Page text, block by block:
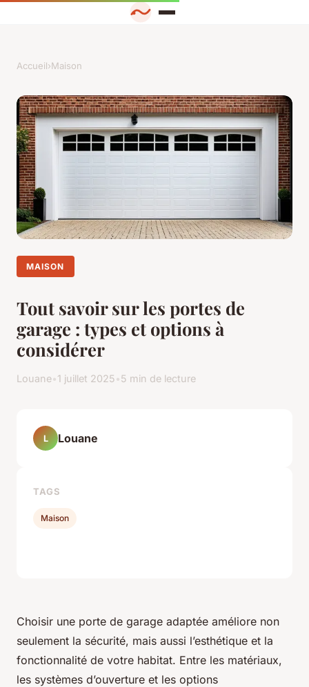
Accueil›Maison
MAISON
Tout savoir sur les portes de
garage : types et options à
considérer
Louane•1 juillet 2025•5 min de lecture
Choisir une porte de garage adaptée améliore non
seulement la sécurité, mais aussi l’esthétique et la
fonctionnalité de votre habitat. Entre les matériaux,
les systèmes d’ouverture et les options
L Louane
TAGS
Maison